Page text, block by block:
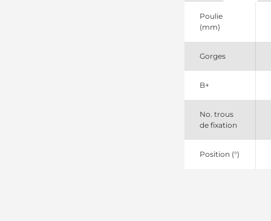
PIC
AAN5403
Mahle
DRB0006
Remy
IA9462
Mahle
MG798
Poulie
(mm)
Gorges
B+
No. trous
de fixation
Position (°)